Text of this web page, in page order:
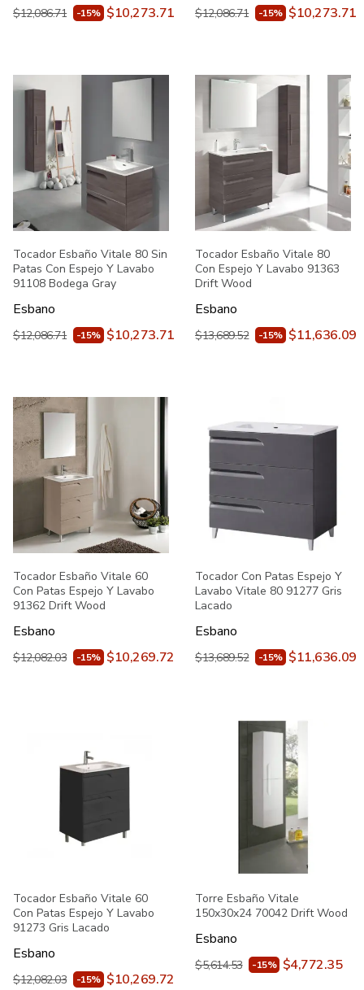
$12,086.71 -15% $10,273.71 $12,086.71 -15% $10,273.71
Tocador Esbaño Vitale 80 Sin
Patas Con Espejo Y Lavabo
91108 Bodega Gray
Esbano
$12,086.71 -15% $10,273.71
Tocador Esbaño Vitale 80
Con Espejo Y Lavabo 91363
Drift Wood
Esbano
$13,689.52 -15% $11,636.09
Tocador Esbaño Vitale 60
Con Patas Espejo Y Lavabo
91362 Drift Wood
Esbano
$12,082.03 -15% $10,269.72
Tocador Con Patas Espejo Y
Lavabo Vitale 80 91277 Gris
Lacado
Esbano
$13,689.52 -15% $11,636.09
Tocador Esbaño Vitale 60
Con Patas Espejo Y Lavabo
91273 Gris Lacado
Esbano
$12,082.03 -15% $10,269.72
Torre Esbaño Vitale
150x30x24 70042 Drift Wood
Esbano
$5,614.53 -15% $4,772.35